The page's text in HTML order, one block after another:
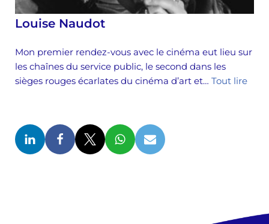
Louise Naudot
Mon premier rendez-vous avec le cinéma eut lieu sur
les chaînes du service public, le second dans les
sièges rouges écarlates du cinéma d’art et… Tout lire